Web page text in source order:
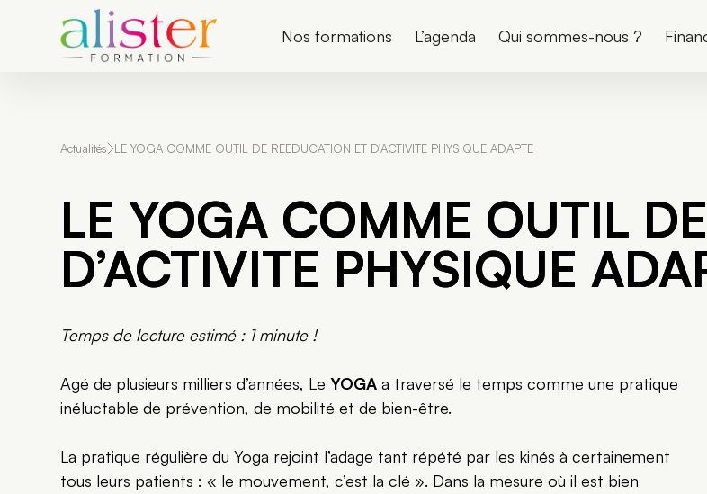
Nos formations L’agenda Qui sommes-nous ?
Actualités LE YOGA COMME OUTIL DE REEDUCATION ET D’ACTIVITE PHYSIQUE ADAPTE
LE YOGA COMME OUTIL
D’ACTIVITE PHYSIQUE
Temps de lecture estimé : 1 minute !
Agé de plusieurs milliers d’années, LeYOGA a traversé le temps comme une pratique
inéluctable de prévention, de mobilité et de bien-être.
La pratique régulière du Yoga rejoint l’adage tant répété par les kinés à certainement
tous leurs patients : « le mouvement, c’est la clé ». Dans la mesure où il est bien